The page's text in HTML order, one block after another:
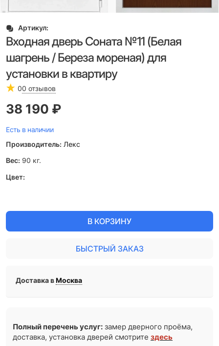
Артикул:
Входная дверь Соната №11 (Белая
шагрень / Береза мореная) для
установки в квартиру
00 отзывов
38 190 ₽
Есть в наличии
Производитель: Лекс
Вес: 90 кг.
Цвет:
В КОРЗИНУ
БЫСТРЫЙ ЗАКАЗ
Доставка вМосква
Полный перечень услуг: замер дверного проёма,
доставка, установка дверей смотритездесь